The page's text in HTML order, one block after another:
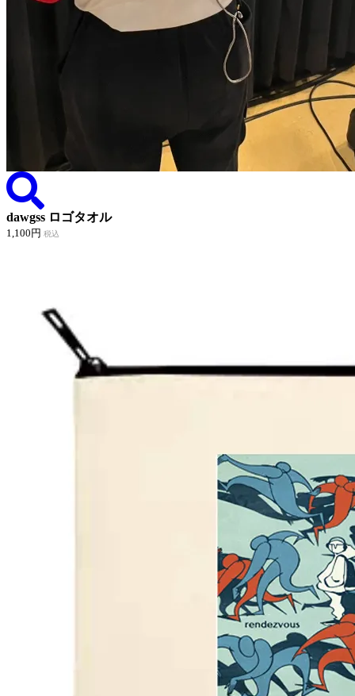
dawgss ロゴタオル
1,100円 税込